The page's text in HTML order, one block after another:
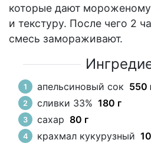
которые дают
и текстуру. После чего 2
смесь замораживают.
апельсиновый сок 550
сливки 33% 180 г
сахар 80 г
крахмал кукурузный